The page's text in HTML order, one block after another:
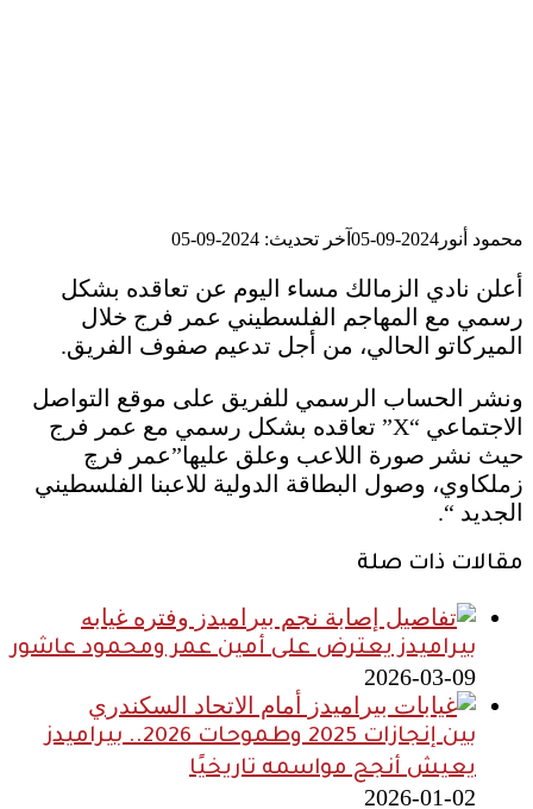
محمود أنور 2024-09-05 آخر تحديث: 2024-09-05
أعلن نادي الزمالك مساء اليوم عن تعاقده بشكل
رسمي مع المهاجم الفلسطيني عمر فرج خلال
الميركاتو الحالي، من أجل تدعيم صفوف الفريق.
ونشر الحساب الرسمي للفريق على موقع التواصل
الاجتماعي “X” تعاقده بشكل رسمي مع عمر فرج
حيث نشر صورة اللاعب وعلق عليها”عمر فرچ
زملكاوي، وصول البطاقة الدولية للاعبنا الفلسطيني
الجديد “.
مقالات ذات صلة
بيراميدز يعترض على أمين عمر ومحمود عاشور
2026-03-09
بين إنجازات 2025 وطموحات 2026.. بيراميدز
يعيش أنجح مواسمه تاريخيًا
2026-01-02